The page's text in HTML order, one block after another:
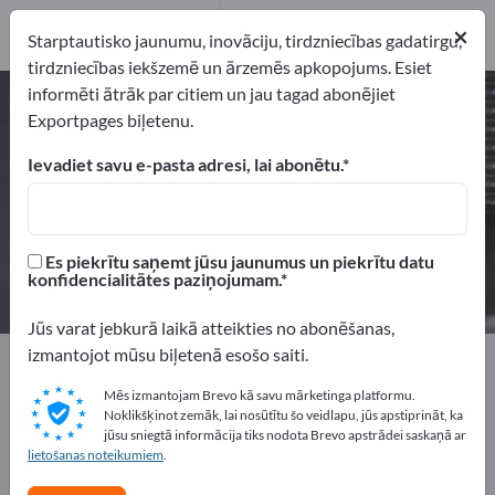
Precizitātes stikla bumbiņas –
atrodiet ražotājus un piegādātājus
Izplatītāji
1
Izplatītāji
Exportpages Izejvielas
Stikls un stikla izstrādājumi
Tehniskie stikla izstrādājumi
Stikla lodes
Precizitātes stikla bumbiņas
Reklāmējieties bez maksas
×
Starptautisko jaunumu, inovāciju, tirdzniecības gadatirgu,
tirdzniecības iekšzemē un ārzemēs apkopojums. Esiet
informēti ātrāk par citiem un jau tagad abonējiet
Exportpages biļetenu.
Ievadiet savu e-pasta adresi, lai abonētu.
Es piekrītu saņemt jūsu jaunumus un piekrītu datu
konfidencialitātes paziņojumam.
Jūs varat jebkurā laikā atteikties no abonēšanas,
izmantojot mūsu biļetenā esošo saiti.
Mēs izmantojam Brevo kā savu mārketinga platformu.
Noklikšķinot zemāk, lai nosūtītu šo veidlapu, jūs apstiprināt, ka
jūsu sniegtā informācija tiks nodota Brevo apstrādei saskaņā ar
lietošanas noteikumiem.